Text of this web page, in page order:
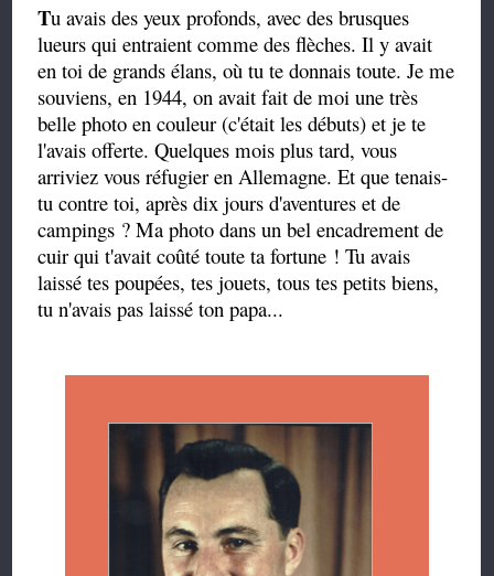
Tu avais des yeux profonds, avec des brusques
lueurs qui entraient comme des flèches. Il y avait
en toi de grands élans, où tu te donnais toute. Je me
souviens, en 1944, on avait fait de moi une très
belle photo en couleur (c'était les débuts) et je te
l'avais offerte. Quelques mois plus tard, vous
arriviez vous réfugier en Allemagne. Et que tenais-
tu contre toi, après dix jours d'aventures et de
campings ? Ma photo dans un bel encadrement de
cuir qui t'avait coûté toute ta fortune ! Tu avais
laissé tes poupées, tes jouets, tous tes petits biens,
tu n'avais pas laissé ton papa...